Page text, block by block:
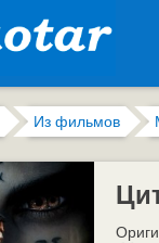
Из фильмов